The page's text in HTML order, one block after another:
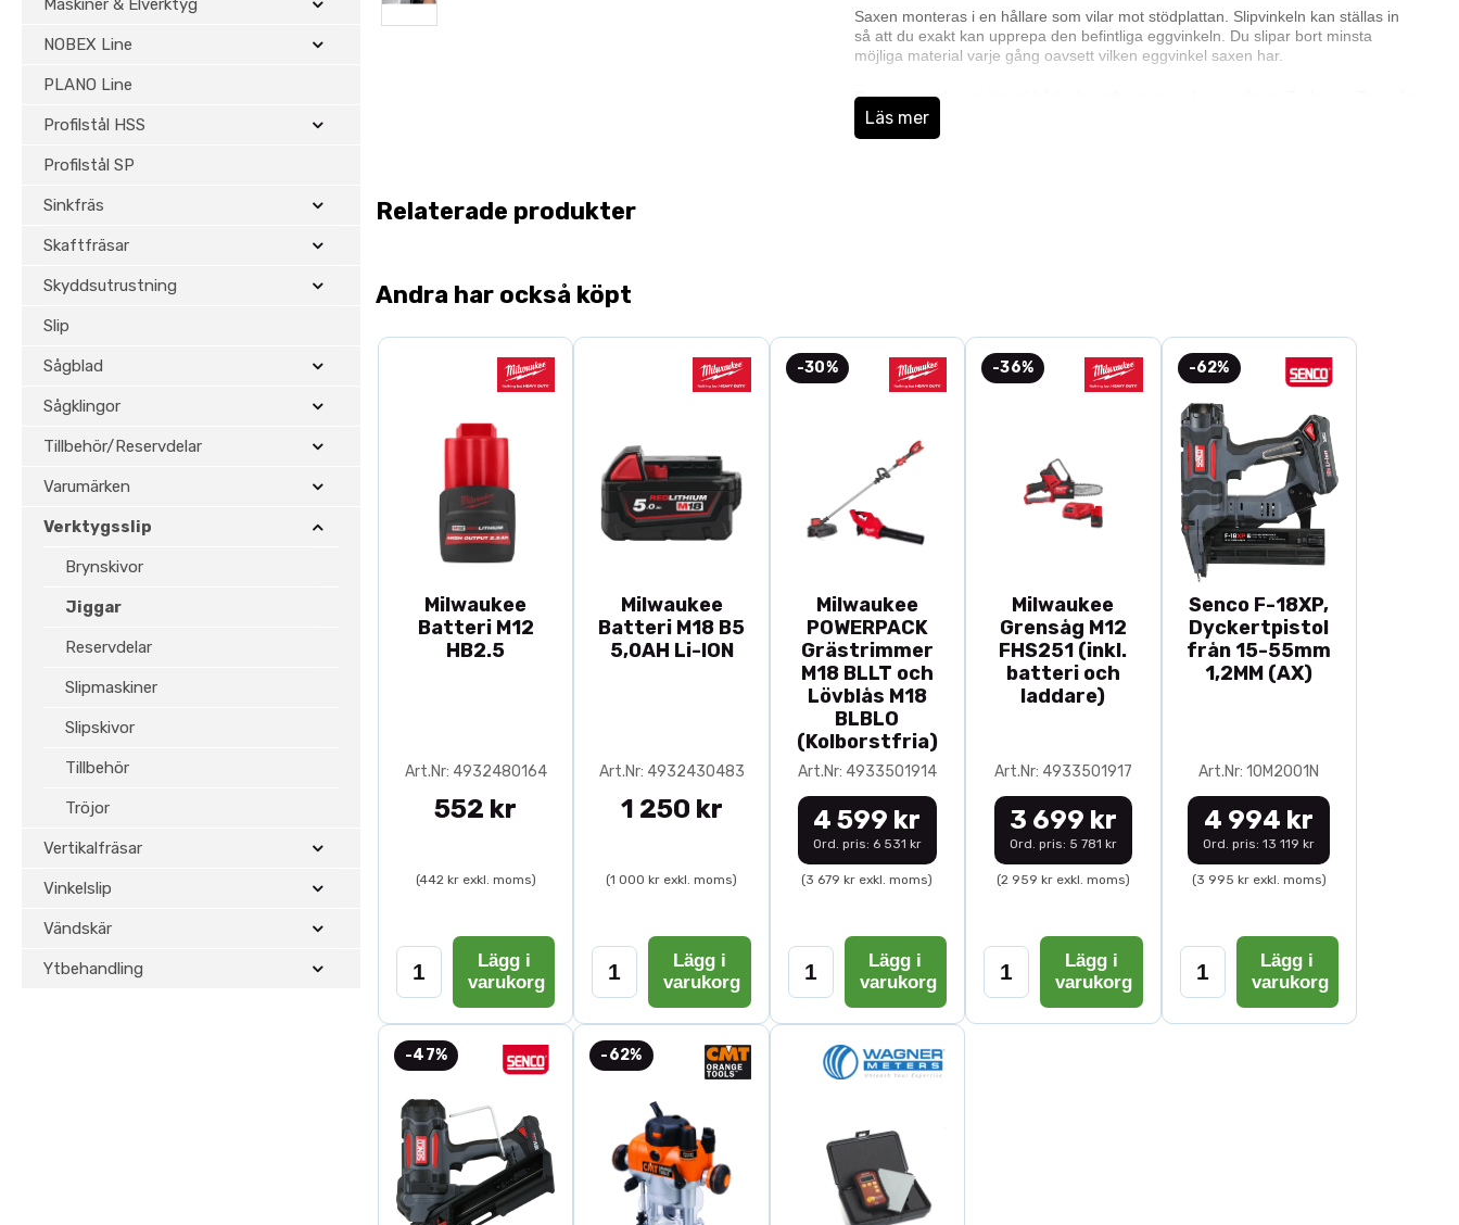
Maskiner & Elverktyg
NOBEX Line
PLANO Line
Profilstål HSS
Profilstål SP
Sinkfräs
Skaftfräsar
Skyddsutrustning
Slip
Sågblad
Sågklingor
Tillbehör/Reservdelar
Varumärken
Verktygsslip
Brynskivor
Jiggar
Reservdelar
Slipmaskiner
Slipskivor
Tillbehör
Tröjor
Vertikalfräsar
Vinkelslip
Vändskär
Ytbehandling
Saxen monteras i en hållare som vilar mot stödplattan. Slipvinkeln kan ställas in
så att du exakt kan upprepa den befintliga eggvinkeln. Du slipar bort minsta
möjliga material varje gång oavsett vilken eggvinkel saxen har.
Det ena saxskäret, ibland båda, har ofta en svag konvex form. Tack vare Tormeks
patenterade konstruktion kan du följa den individuella formen på varje skär så att
slipningen blir jämn hela vägen.
Läs mer
Relaterade produkter
Andra har också köpt
Milwaukee
Batteri M12
HB2.5
Art.Nr: 4932480164
552 kr
(442 kr exkl. moms)
Lägg i
varukorg
Milwaukee
Batteri M18 B5
5,0AH Li-ION
Art.Nr: 4932430483
1 250 kr
(1 000 kr exkl. moms)
Lägg i
varukorg
-30%
Milwaukee
POWERPACK
Grästrimmer
M18 BLLT och
Lövblås M18
BLBLO
(Kolborstfria)
Art.Nr: 4933501914
4 599 kr
Ord. pris: 6 531 kr
(3 679 kr exkl. moms)
Lägg i
varukorg
-36%
Milwaukee
Grensåg M12
FHS251 (inkl.
batteri och
laddare)
Art.Nr: 4933501917
3 699 kr
Ord. pris: 5 781 kr
(2 959 kr exkl. moms)
Lägg i
varukorg
-62%
Senco F-18XP,
Dyckertpistol
från 15-55mm
1,2MM (AX)
Art.Nr: 10M2001N
4 994 kr
Ord. pris: 13 119 kr
(3 995 kr exkl. moms)
Lägg i
varukorg
-47% -62%